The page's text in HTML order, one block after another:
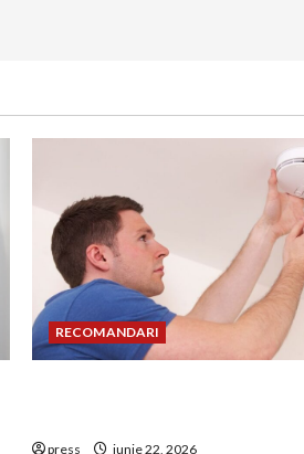
RECOMANDARI
press iunie 22, 2026